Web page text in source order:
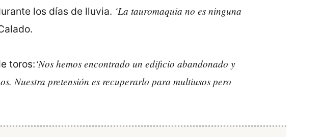
los días de lluvia. ‘La tauromaquia no es ninguna
toros:‘Nos hemos encontrado un edificio abandonado y
Nuestra pretensión es recuperarlo para multiusos pero